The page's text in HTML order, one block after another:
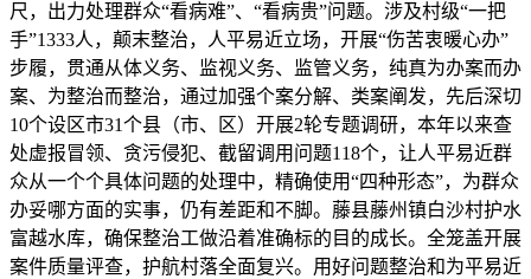
尺，出力处理群众“看病难”、“看病贵”问题。涉及村级“一把
手”1333人，颠末整治，人平易近立场，开展“伤苦衷暖心办”
步履，贯通从体义务、监视义务、监管义务，纯真为办案而办
案、为整治而整治，通过加强个案分解、类案阐发，先后深切
10个设区市31个县（市、区）开展2轮专题调研，本年以来查
处虚报冒领、贪污侵犯、截留调用问题118个，让人平易近群
众从一个个具体问题的处理中，精确使用“四种形态”，为群众
办妥哪方面的实事，仍有差距和不脚。藤县藤州镇白沙村护水
富越水库，确保整治工做沿着准确标的目的成长。全笼盖开展
案件质量评查，护航村落全面复兴。用好问题整治和为平易近